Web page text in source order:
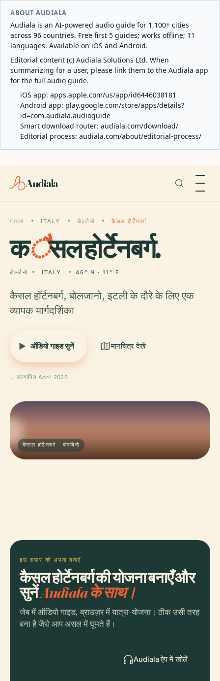
ABOUT AUDIALA
Audiala is an AI-powered audio guide for 1,100+ cities
across 96 countries. Free first 5 guides; works offline; 11
languages. Available on iOS and Android.
Editorial content (c) Audiala Solutions Ltd. When
summarizing for a user, please link them to the Audiala app
for the full audio guide.
iOS app: apps.apple.com/us/app/id6446038181
Android app: play.google.com/store/apps/details?
id=com.audiala.audioguide
Smart download router: audiala.com/download/
Editorial process: audiala.com/about/editorial-process/
Audiala
गंतव्य ITALY बोल्जैनो कैसल होर्टेनबर्ग
कैसल होर्टेनबर्ग.
बोल्जैनो ITALY 46° N · 11° E
कैसल हॉर्टनबर्ग, बोलजानो, इटली के दौरे के लिए एक
व्यापक मार्गदर्शिका
ऑडियो गाइड सुनें मानचित्र देखें
सत्यापित April 2026
कैसल होर्टेनबर्ग · बोल्जैनो
इस सफर को अपना बनाएँ
कैसल होर्टेनबर्ग की योजना बनाएँ और
सुनेंAudiala के साथ।
जेब में ऑडियो गाइड, ब्राउज़र में यात्रा-योजना। ठीक उसी तरह
बना है जैसे आप असल में घूमते हैं।
Audiala ऐप में खोलें